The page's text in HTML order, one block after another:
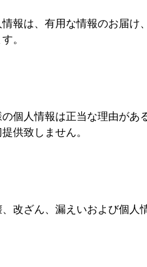
報は、有用な情報のお届け
。
個人情報は正当な理由があ
供致しません。
改ざん、漏えいおよび個人